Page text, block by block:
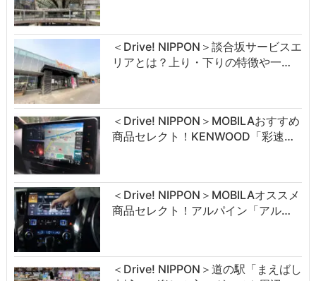
＜Drive! NIPPON＞談合坂サービスエ
リアとは？上り・下りの特徴や一…
＜Drive! NIPPON＞MOBILAおすすめ
商品セレクト！KENWOOD「彩速…
＜Drive! NIPPON＞MOBILAオススメ
商品セレクト！アルパイン「アル…
＜Drive! NIPPON＞道の駅「まえばし